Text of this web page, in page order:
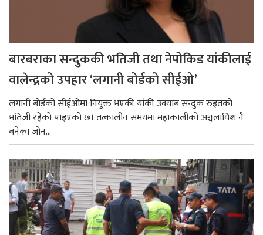
बारबराका सन्दुककी भतिजी तथा नेपोकिड यांकीलाई
वालेन्द्रको उपहार ‘लगानी बोर्डको सीईओ’
लगानी बोर्डको सीईओमा नियुक्त भएकी यांकी उक्याब सन्दुक रुइतको
भतिजी रहेको पाइएको छ। तत्कालीन समयमा महाकालीको अञ्चलाधिश नै
बनेका जोन...